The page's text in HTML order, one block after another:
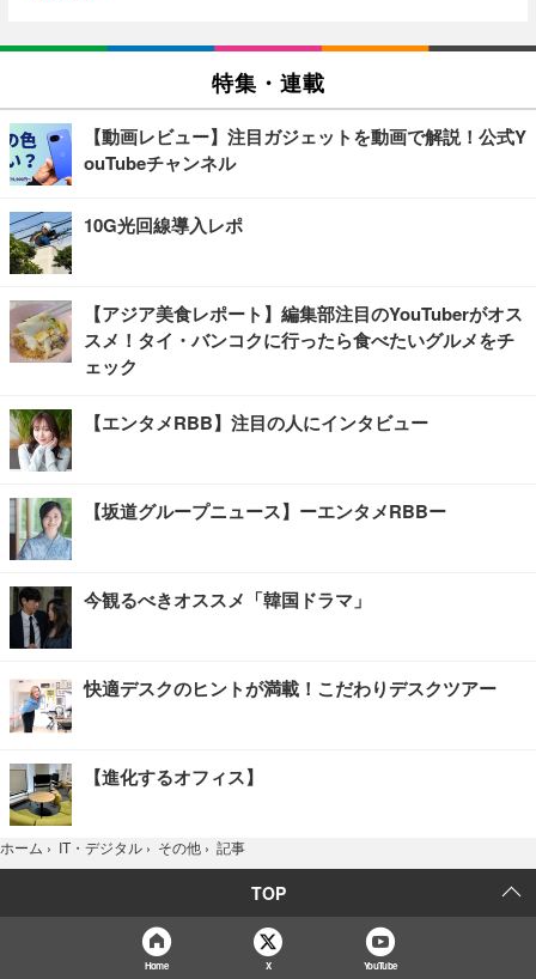
特集・連載
【動画レビュー】注目ガジェットを動画で解説！公式Y
ouTubeチャンネル
10G光回線導入レポ
【アジア美食レポート】編集部注目のYouTuberがオス
スメ！タイ・バンコクに行ったら食べたいグルメをチ
ェック
【エンタメRBB】注目の人にインタビュー
【坂道グループニュース】ーエンタメRBBー
今観るべきオススメ「韓国ドラマ」
快適デスクのヒントが満載！こだわりデスクツアー
【進化するオフィス】
ホーム › IT・デジタル › その他 › 記事
TOP
Home X YouTube